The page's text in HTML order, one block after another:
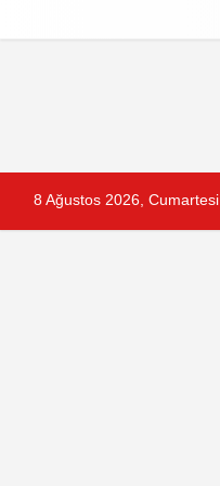
8 Ağustos 2026, Cumartesi